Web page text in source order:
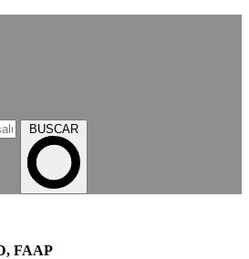
BUSCAR
FAAP